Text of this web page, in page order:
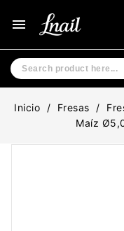
menu
Inicio Fresas
Maíz